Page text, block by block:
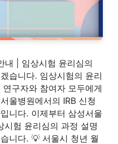
내 | 임상시험 윤리심의
습니다. 임상시험의 윤리
구자와 참여자 모두에게
울병원에서의 IRB 신청
니다. 이제부터 삼성서울
시험 윤리심의 과정 설명
니다. 💡 서울시 청년 월